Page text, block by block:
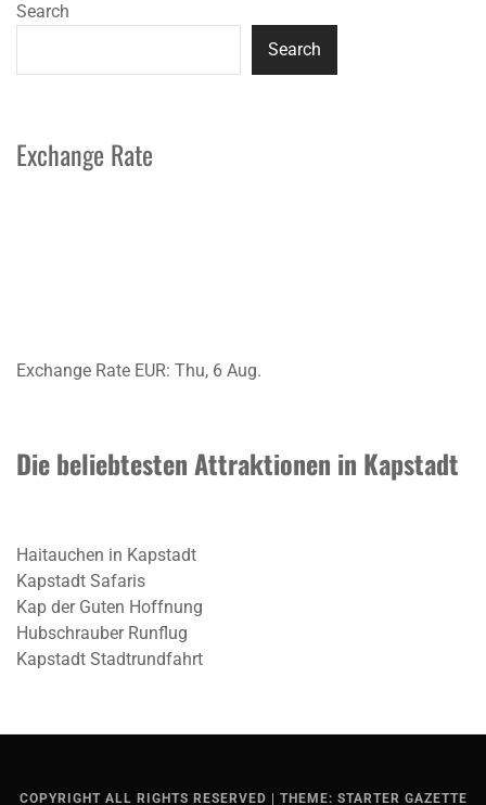
Search
Search
Exchange Rate
Exchange Rate EUR: Thu, 6 Aug.
Die beliebtesten Attraktionen in Kapstadt
Haitauchen in Kapstadt
Kapstadt Safaris
Kap der Guten Hoffnung
Hubschrauber Runflug
Kapstadt Stadtrundfahrt
COPYRIGHT ALL RIGHTS RESERVED THEME: STARTER GAZETTE